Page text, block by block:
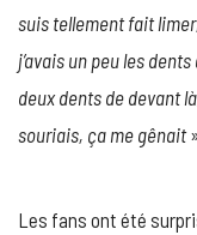
suis tellement fait
j’avais un peu les
deux dents de devant
souriais, ça me gênait
Les fans ont été